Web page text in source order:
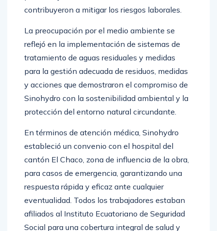
reflejó en la implementación de sistemas de
tratamiento de aguas residuales y medidas
para la gestión adecuada de residuos, medidas
y acciones que demostraron el compromiso de
Sinohydro con la sostenibilidad ambiental y la
protección del entorno natural circundante.
estableció un convenio con el hospital del
cantón El Chaco, zona de influencia de la obra,
para casos de emergencia, garantizando una
respuesta rápida y eficaz ante cualquier
eventualidad. Todos los trabajadores estaban
afiliados al Instituto Ecuatoriano de Seguridad
Social para una cobertura integral de salud y